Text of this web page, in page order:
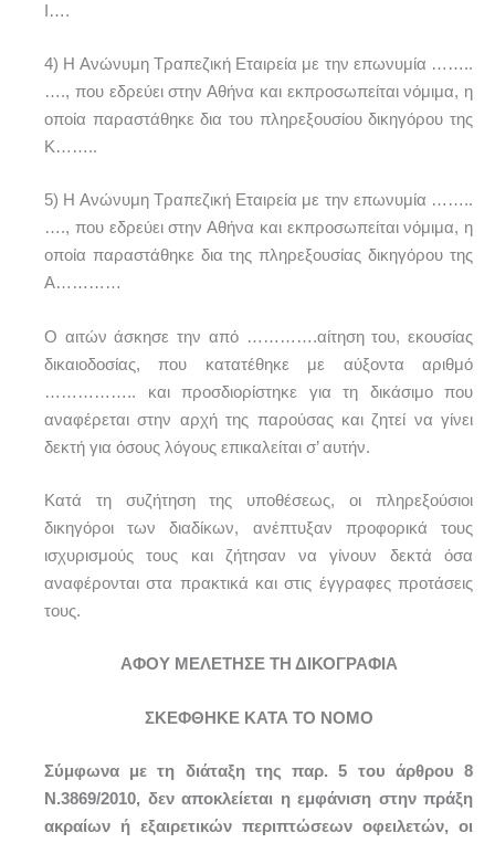
Ι….
4) Η Ανώνυμη Τραπεζική Εταιρεία με την επωνυμία ……..
…., που εδρεύει στην Αθήνα και εκπροσωπείται νόμιμα, η
οποία παραστάθηκε δια του πληρεξουσίου δικηγόρου της
Κ……..
5) Η Ανώνυμη Τραπεζική Εταιρεία με την επωνυμία ……..
…., που εδρεύει στην Αθήνα και εκπροσωπείται νόμιμα, η
οποία παραστάθηκε δια της πληρεξουσίας δικηγόρου της
Α…………
Ο αιτών άσκησε την από ………….αίτηση του, εκουσίας
δικαιοδοσίας, που κατατέθηκε με αύξοντα αριθμό
…………….. και προσδιορίστηκε για τη δικάσιμο που
αναφέρεται στην αρχή της παρούσας και ζητεί να γίνει
δεκτή για όσους λόγους επικαλείται σ’ αυτήν.
Κατά τη συζήτηση της υποθέσεως, οι πληρεξούσιοι
δικηγόροι των διαδίκων, ανέπτυξαν προφορικά τους
ισχυρισμούς τους και ζήτησαν να γίνουν δεκτά όσα
αναφέρονται στα πρακτικά και στις έγγραφες προτάσεις
τους.
ΑΦΟΥ ΜΕΛΕΤΗΣΕ ΤΗ ΔΙΚΟΓΡΑΦΙΑ
ΣΚΕΦΘΗΚΕ ΚΑΤΑ ΤΟ ΝΟΜΟ
Σύμφωνα με τη διάταξη της παρ. 5 του άρθρου 8
Ν.3869/2010, δεν αποκλείεται η εμφάνιση στην πράξη
ακραίων ή εξαιρετικών περιπτώσεων οφειλετών, οι